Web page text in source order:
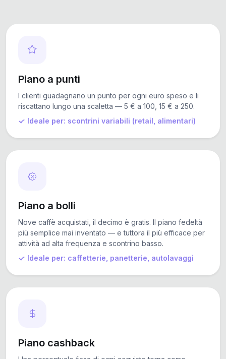
Piano a punti
I clienti guadagnano un punto per ogni euro speso e li
riscattano lungo una scaletta — 5 € a 100, 15 € a 250.
Ideale per: scontrini variabili (retail, alimentari)
Piano a bolli
Nove caffè acquistati, il decimo è gratis. Il piano fedeltà
più semplice mai inventato — e tuttora il più efficace per
attività ad alta frequenza e scontrino basso.
Ideale per: caffetterie, panetterie, autolavaggi
Piano cashback